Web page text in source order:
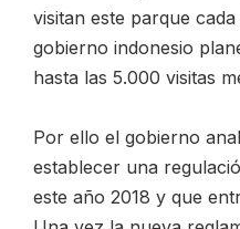
visitan este parque
gobierno indonesio
hasta las 5.000 visitas
Por ello el gobierno
establecer una
este año 2018 y que